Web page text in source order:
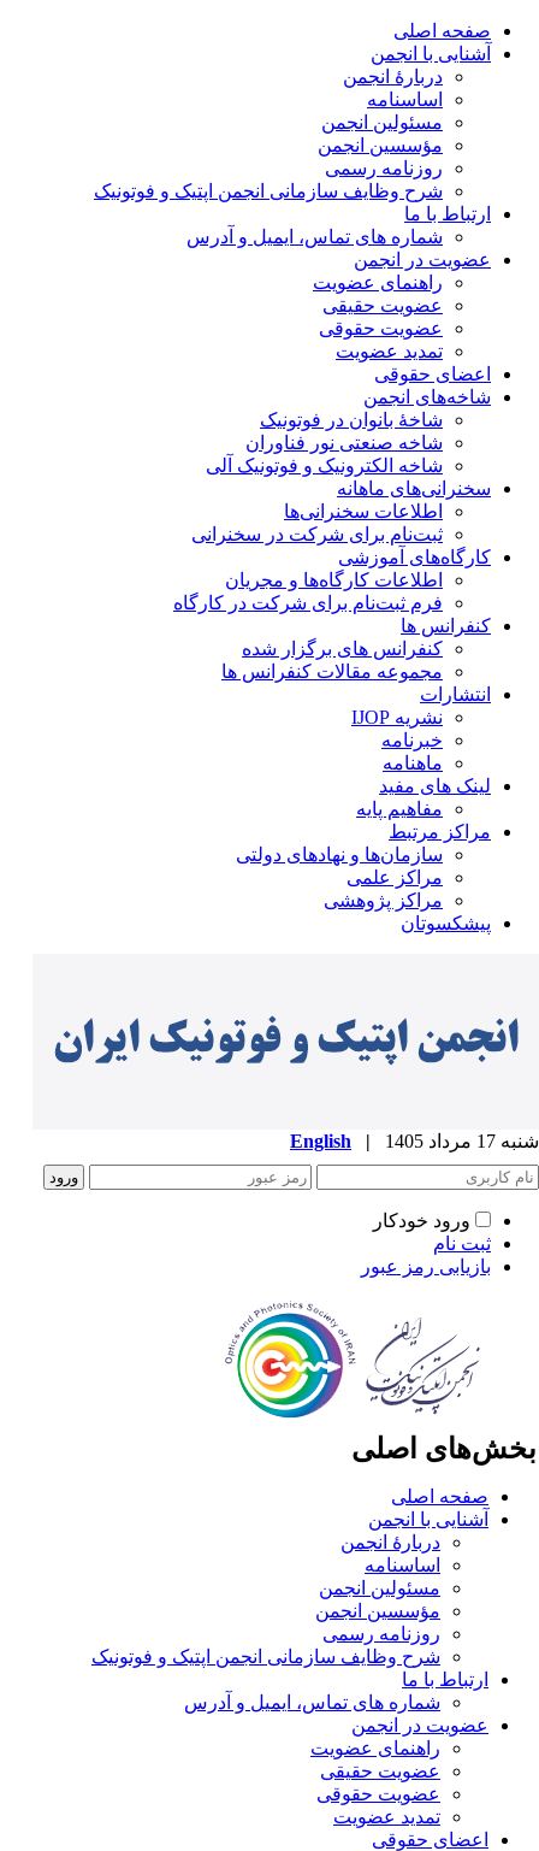
صفحه اصلی
آشنایی با انجمن
دربارۀ انجمن
اساسنامه
مسئولین انجمن
مؤسسین انجمن
روزنامه رسمی
شرح وظایف سازمانی انجمن اپتیک و فوتونیک
ارتباط با ما
شماره های تماس، ایمیل و آدرس
عضویت در انجمن
راهنمای عضویت
عضویت حقیقی
عضویت حقوقی
تمدید عضویت
اعضای حقوقی
شاخه‌های انجمن
شاخۀ بانوان در فوتونیک
شاخه صنعتی نور فناوران
شاخه‌ الکترونیک و فوتونیک آلی
سخنرانی‌های ماهانه
اطلاعات سخنرانی‌‌ها
ثبت‌نام برای شرکت در سخنرانی
کارگاه‌های آموزشی
اطلاعات کارگاه‌ها و مجریان
فرم ثبت‌نام برای شرکت در کارگاه
کنفرانس ها
کنفرانس های برگزار شده
مجموعه مقالات کنفرانس ها
انتشارات
نشریه IJOP
خبرنامه
ماهنامه
لینک های مفید
مفاهیم پایه
مراکز مرتبط
سازمان‌ها و نهادهای دولتی
مراکز علمی
مراکز پژوهشی
پیشکسوتان
مرداد 1405 |
English
ورود خودکار
ثبت نام
بازیابی رمز عبور
اصلی
صفحه اصلی
آشنایی با انجمن
دربارۀ انجمن
اساسنامه
مسئولین انجمن
مؤسسین انجمن
روزنامه رسمی
شرح وظایف سازمانی انجمن اپتیک و فوتونیک
ارتباط با ما
شماره های تماس، ایمیل و آدرس
عضویت در انجمن
راهنمای عضویت
عضویت حقیقی
عضویت حقوقی
تمدید عضویت
اعضای حقوقی